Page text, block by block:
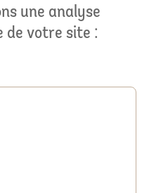
une analyse
de votre site :